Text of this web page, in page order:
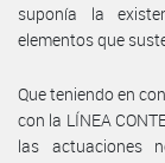
suponía la
elementos que
Que teniendo en
con la LÍNEA
las actuaciones